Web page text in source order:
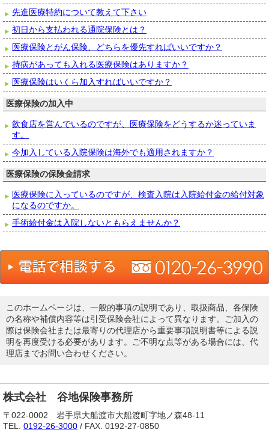
先進医療特約について教えて下さい
初日から支払われる通院保険とは？
医療保険とがん保険、どちらを優先すればいいですか？
持病があっても入れる医療保険はありますか？
医療保険はいくら加入すればいいですか？
医療保険の加入中
飲食店を営んでいるのですが、医療保険をどうするか迷っていま
す。
今加入している入院保険は海外でも適用されますか？
医療保険の保険金請求
医療保険に入っているのですが、検査入院は入院給付金の給付対象
になるのですか。
手術給付金は入院しないともらえませんか？
このホームページは、一般的事項の説明であり、取扱商品、各保険
の名称や補償内容等は引受保険会社によって異なります。ご加入の
際は保険会社または最寄りの代理店から重要事項説明書等による説
明を再度受ける必要があります。ご不明な点等がある場合には、代
理店までお問い合わせください。
株式会社 谷地保険事務所
〒022-0002 岩手県大船渡市大船渡町字地ノ森48-11
TEL. 0192-26-3000 / FAX. 0192-27-0850